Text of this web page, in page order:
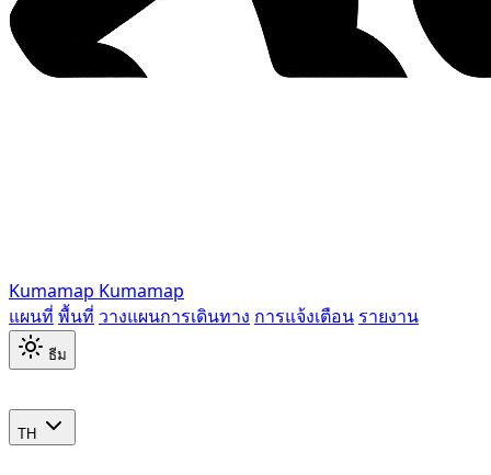
Kumamap Kumamap
แผนที่ พื้นที่ วางแผนการเดินทาง การแจ้งเตือน รายงาน
ธีม
TH